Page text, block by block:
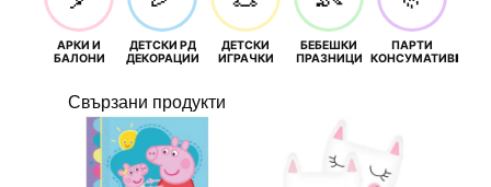
АРКИ И
БАЛОНИ
ДЕТСКИ РД
ДЕКОРАЦИИ
ДЕТСКИ
ИГРАЧКИ
БЕБЕШКИ
ПРАЗНИЦИ
ПАРТИ
КОНСУМАТИВИ
Свързани продукти